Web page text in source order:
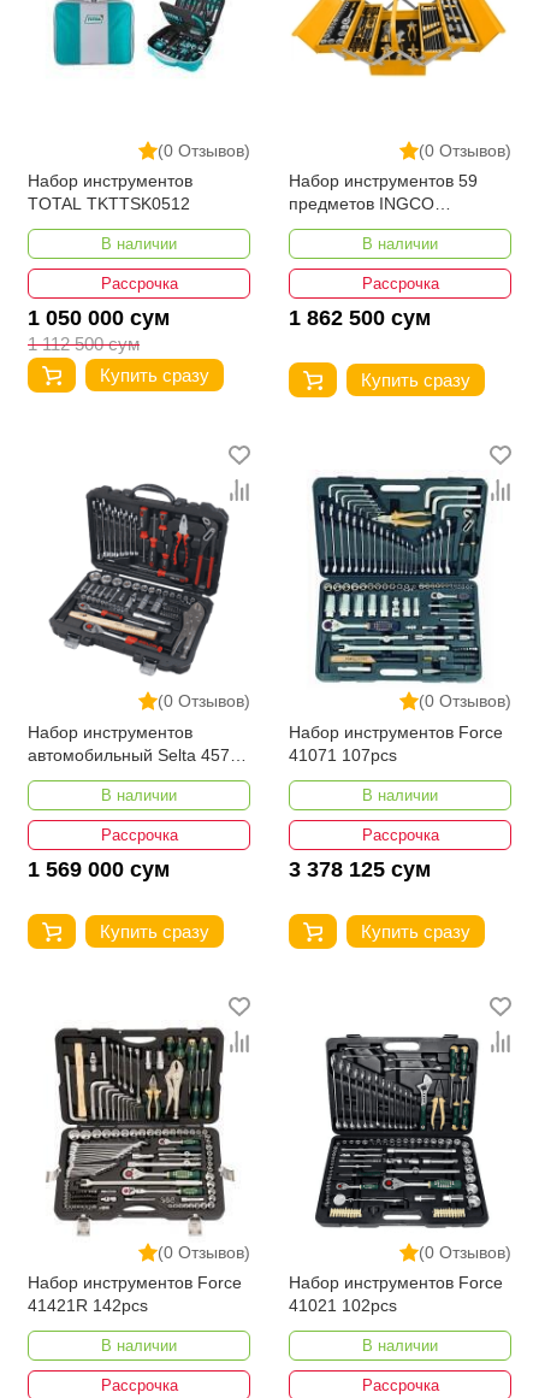
(0 Отзывов)
Набор инструментов
TOTAL TKTTSK0512
В наличии
Рассрочка
1 050 000 сум
1 112 500 сум
Купить сразу
(0 Отзывов)
Набор инструментов 59
предметов INGCO
INDUSTRIAL HTCS15591
В наличии
Рассрочка
1 862 500 сум
Купить сразу
(0 Отзывов)
Набор инструментов
автомобильный Selta 4572
72pcs
В наличии
Рассрочка
1 569 000 сум
Купить сразу
(0 Отзывов)
Набор инструментов Force
41071 107pcs
В наличии
Рассрочка
3 378 125 сум
Купить сразу
(0 Отзывов)
Набор инструментов Force
41421R 142pcs
В наличии
Рассрочка
(0 Отзывов)
Набор инструментов Force
41021 102pcs
В наличии
Рассрочка